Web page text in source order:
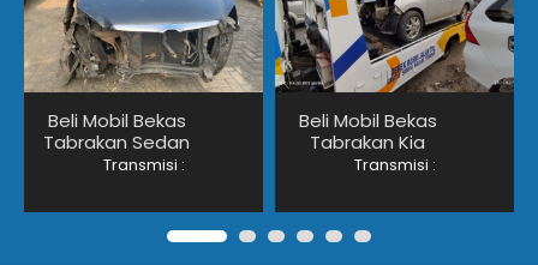
Beli Mobil Bekas
Tabrakan Sedan
Transmisi :
Beli Mobil Bekas
Tabrakan Kia
Transmisi :